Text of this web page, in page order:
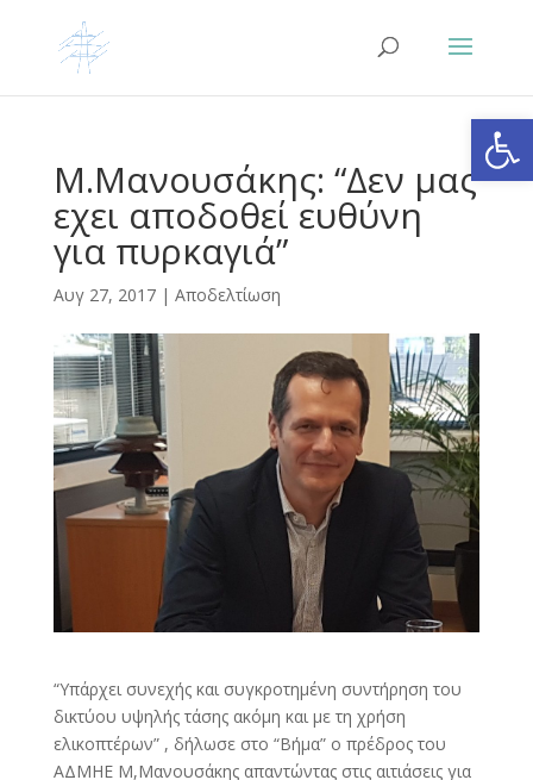
Μ.Μανουσάκης: “Δεν μας
εχει αποδοθεί ευθύνη
για πυρκαγιά”
Αυγ 27, 2017| Αποδελτίωση
“Υπάρχει συνεχής και συγκροτημένη συντήρηση του
δικτύου υψηλής τάσης ακόμη και με τη χρήση
ελικοπτέρων” , δήλωσε στο “Βήμα” ο πρέδρος του
ΑΔΜΗΕ Μ,Μανουσάκης απαντώντας στις αιτιάσεις για